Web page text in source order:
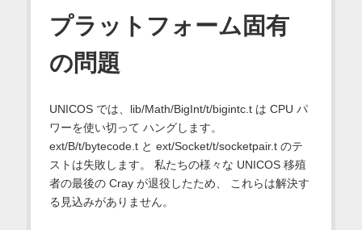
プラットフォーム固有
の問題
UNICOS では、lib/Math/BigInt/t/bigintc.t は CPU パ
ワーを使い切って ハングします。
ext/B/t/bytecode.t と ext/Socket/t/socketpair.t のテ
ストは失敗します。 私たちの様々な UNICOS 移殖
者の最後の Cray が退役したため、 これらは解決す
る見込みがありません。